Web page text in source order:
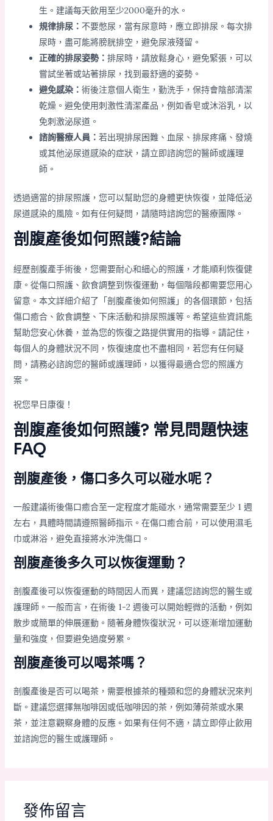
生。建議每天飲用至少2000毫升的水。
規律排尿： 不要憋尿，當有尿意時，應立即排尿。每次排
尿時，盡可能將膀胱排空，避免尿液殘留。
正確的排尿姿勢： 排尿時，請放鬆身心，避免緊張，可以
嘗試坐著或站著排尿，找到最舒適的姿勢。
避免感染： 術後注意個人衛生，勤洗手，保持會陰部清潔
乾燥。避免使用刺激性清潔產品，例如香皂或沐浴乳，以
免刺激泌尿道。
諮詢醫療人員： 若出現排尿困難、血尿、排尿疼痛、發燒
或其他泌尿道感染的症狀，請立即諮詢您的醫師或護理
師。
透過適當的排尿照護，您可以幫助您的身體更快恢復，並降低泌
尿道感染的風險。如有任何疑問，請隨時諮詢您的醫療團隊。
剖腹產後如何照護?結論
經歷剖腹產手術後，您需要耐心和細心的照護，才能順利恢復健
康。從傷口照護、飲食調整到恢復運動，每個階段都需要您用心
留意。本文詳細介紹了「剖腹產後如何照護」的各個環節，包括
傷口癒合、飲食調整、下床活動和排尿照護等。希望這些資訊能
幫助您安心休養，並為您的恢復之路提供實用的指導。請記住，
每個人的身體狀況不同，恢復速度也不盡相同，若您有任何疑
問，請務必諮詢您的醫師或護理師，以獲得最適合您的照護方
案。
祝您早日康復！
剖腹產後如何照護? 常見問題快速
FAQ
剖腹產後，傷口多久可以碰水呢？
一般建議術後傷口癒合至一定程度才能碰水，通常需要至少 1 週
左右，具體時間請遵照醫師指示。在傷口癒合前，可以使用濕毛
巾或淋浴，避免直接將水沖洗傷口。
剖腹產後多久可以恢復運動？
剖腹產後可以恢復運動的時間因人而異，建議您諮詢您的醫生或
護理師。一般而言，在術後 1-2 週後可以開始輕微的活動，例如
散步或簡單的伸展運動。隨著身體恢復狀況，可以逐漸增加運動
量和強度，但要避免過度勞累。
剖腹產後可以喝茶嗎？
剖腹產後是否可以喝茶，需要根據茶的種類和您的身體狀況來判
斷。建議您選擇無咖啡因或低咖啡因的茶，例如薄荷茶或水果
茶，並注意觀察身體的反應。如果有任何不適，請立即停止飲用
並諮詢您的醫生或護理師。
發佈留言